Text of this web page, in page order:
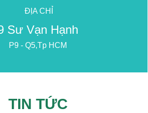
ĐỊA CHỈ
9 Sư Vạn Hạnh